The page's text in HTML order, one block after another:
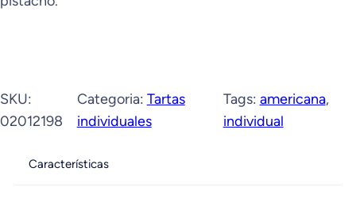
SKU:
02012198
Categoria: Tartas
individuales
Tags: americana,
individual
Características